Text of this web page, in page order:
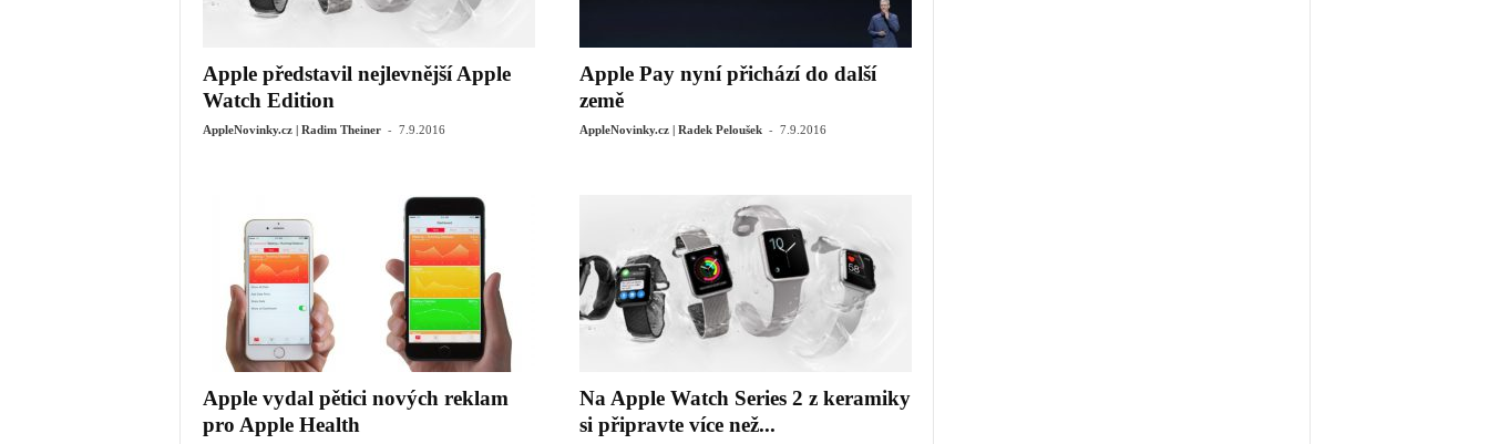
Apple představil nejlevnější Apple
Watch Edition
AppleNovinky.cz | Radim Theiner - 7.9.2016
Apple Pay nyní přichází do další
země
AppleNovinky.cz | Radek Peloušek - 7.9.2016
Apple vydal pětici nových reklam
pro Apple Health
Na Apple Watch Series 2 z keramiky
si připravte více než...